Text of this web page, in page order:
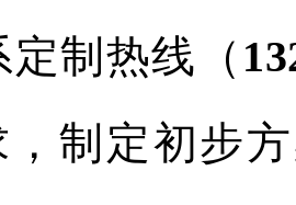
定制热线 （
，制定初步